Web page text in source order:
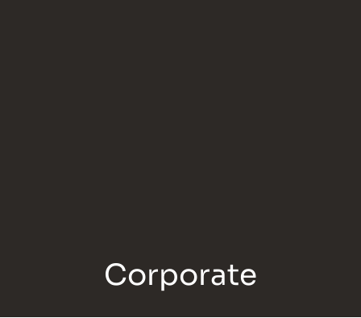
Corporate